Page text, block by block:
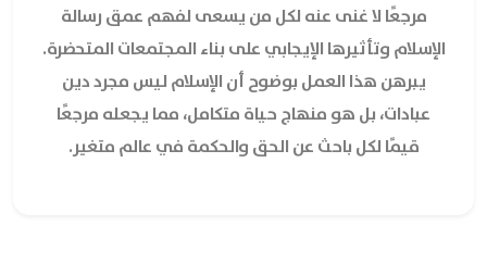
مرجعًا لا غنى عنه لكل من يسعى لفهم عمق رسالة
الإسلام وتأثيرها الإيجابي على بناء المجتمعات المتحضرة.
يبرهن هذا العمل بوضوح أن الإسلام ليس مجرد دين
عبادات، بل هو منهاج حياة متكامل، مما يجعله مرجعًا
قيمًا لكل باحث عن الحق والحكمة في عالم متغير.